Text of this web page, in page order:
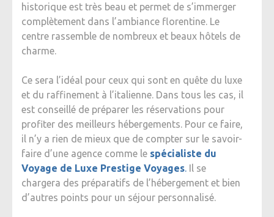
historique est très beau et permet de s’immerger
complètement dans l’ambiance florentine. Le
centre rassemble de nombreux et beaux hôtels de
charme.
Ce sera l’idéal pour ceux qui sont en quête du luxe
et du raffinement à l’italienne. Dans tous les cas, il
est conseillé de préparer les réservations pour
profiter des meilleurs hébergements. Pour ce faire,
il n’y a rien de mieux que de compter sur le savoir-
faire d’une agence comme le spécialiste du
Voyage de Luxe Prestige Voyages. Il se
chargera des préparatifs de l’hébergement et bien
d’autres points pour un séjour personnalisé.